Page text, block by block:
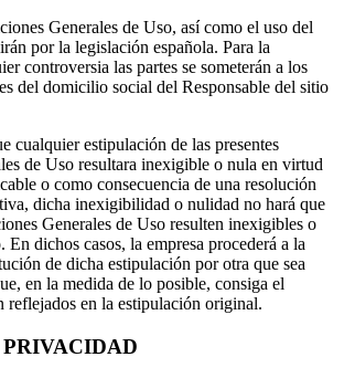
Generales de Uso, así como el uso del
por la legislación española. Para la
controversia las partes se someterán a los
del domicilio social del Responsable del sitio
cualquier estipulación de las presentes
de Uso resultara inexigible o nula en virtud
o como consecuencia de una resolución
dicha inexigibilidad o nulidad no hará que
Generales de Uso resulten inexigibles o
En dichos casos, la empresa procederá a la
de dicha estipulación por otra que sea
en la medida de lo posible, consiga el
reflejados en la estipulación original.